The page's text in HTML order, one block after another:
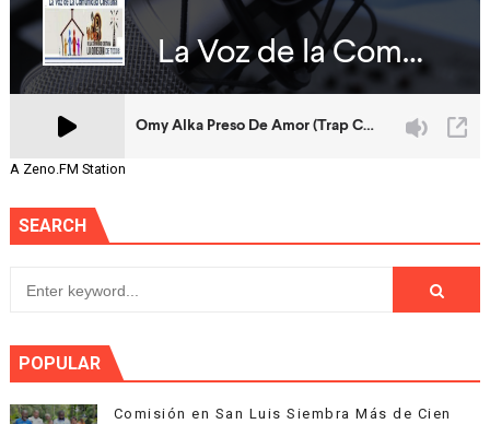
A Zeno.FM Station
SEARCH
POPULAR
Comisión en San Luis Siembra Más de Cien